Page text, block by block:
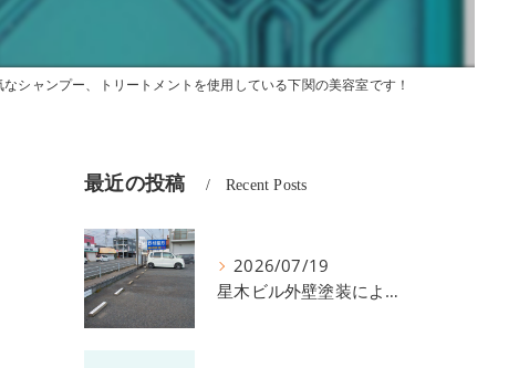
なシャンプー、トリートメントを使用している下関の美容室です！
最近の投稿 Recent Posts
2026/07/19
星木ビル外壁塗装による、駐車場の件につきまして。